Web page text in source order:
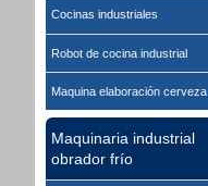
Cocinas industriales
Robot de cocina industrial
Maquina elaboración cerveza
Maquinaria industrial
obrador frío